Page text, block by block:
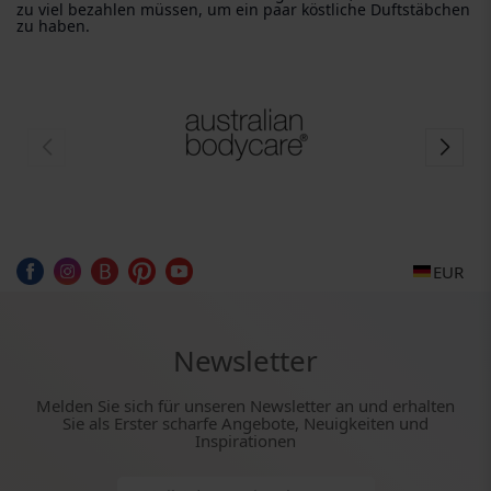
zu viel bezahlen müssen, um ein paar köstliche Duftstäbchen
zu haben.
EUR
Newsletter
Melden Sie sich für unseren Newsletter an und erhalten
Sie als Erster scharfe Angebote, Neuigkeiten und
Inspirationen